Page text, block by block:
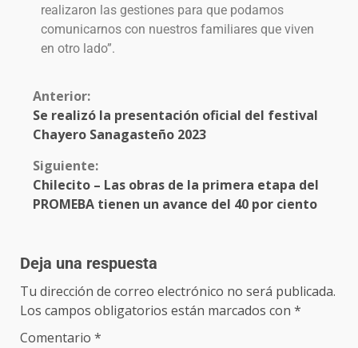
realizaron las gestiones para que podamos
comunicarnos con nuestros familiares que viven
en otro lado”.
Anterior:
Se realizó la presentación oficial del festival
Chayero Sanagasteño 2023
Siguiente:
Chilecito – Las obras de la primera etapa del
PROMEBA tienen un avance del 40 por ciento
Deja una respuesta
Tu dirección de correo electrónico no será publicada.
Los campos obligatorios están marcados con *
Comentario *